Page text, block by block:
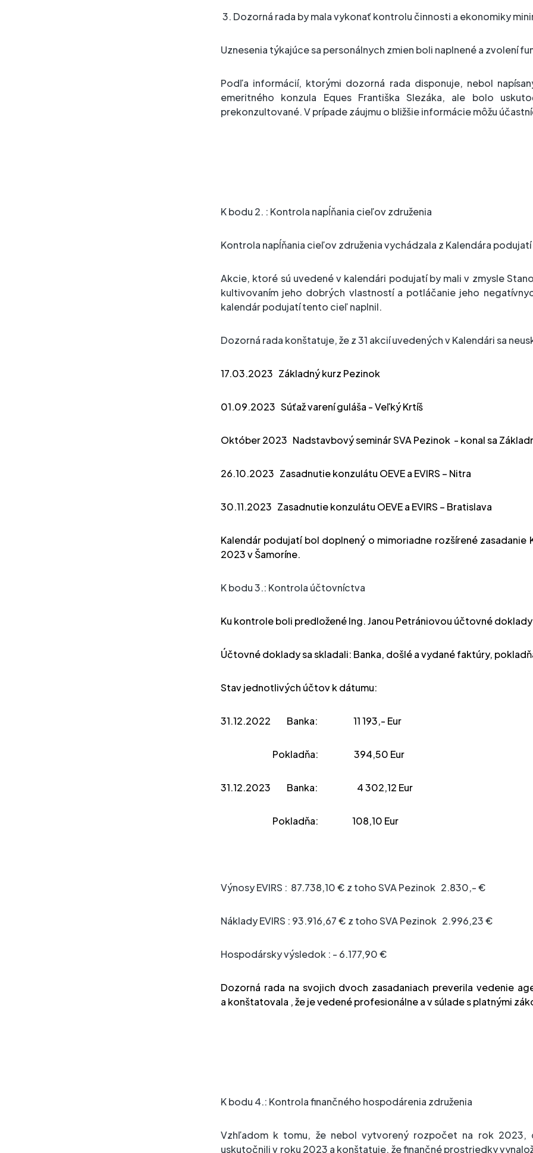
3. Dozorná rada by mala vykonať kontrolu činnosti a ekonomiky
Uznesenia týkajúce sa personálnych zmien boli naplnené a zvolení
Podľa informácií, ktorými dozorná rada disponuje, nebol
emeritného konzula Eques Františka Slezáka, ale bolo
prekonzultované. V prípade záujmu o bližšie informácie môžu
K bodu 2. : Kontrola napĺňania cieľov združenia
Kontrola napĺňania cieľov združenia vychádzala z Kalendára
Akcie, ktoré sú uvedené v kalendári podujatí by mali v zmysle
kultivovaním jeho dobrých vlastností a potláčanie jeho
kalendár podujatí tento cieľ naplnil.
Dozorná rada konštatuje, že z 31 akcií uvedených v Kalendári sa
17.03.2023 Základný kurz Pezinok
01.09.2023 Súťaž varení guláša - Veľký Krtíš
Október 2023 Nadstavbový seminár SVA Pezinok - konal sa
26.10.2023 Zasadnutie konzulátu OEVE a EVIRS – Nitra
30.11.2023 Zasadnutie konzulátu OEVE a EVIRS – Bratislava
Kalendár podujatí bol doplnený o mimoriadne rozšírené zasadanie
2023 v Šamoríne.
K bodu 3.: Kontrola účtovníctva
Ku kontrole boli predložené Ing. Janou Petrániovou účtovné
Účtovné doklady sa skladali: Banka, došlé a vydané faktúry,
Stav jednotlivých účtov k dátumu:
31.12.2022 Banka: 11 193,- Eur
Pokladňa: 394,50 Eur
31.12.2023 Banka: 4 302,12 Eur
Pokladňa: 108,10 Eur
Výnosy EVIRS : 87.738,10 € z toho SVA Pezinok 2.830,- €
Náklady EVIRS : 93.916,67 € z toho SVA Pezinok 2.996,23 €
Hospodársky výsledok : - 6.177,90 €
Dozorná rada na svojich dvoch zasadaniach preverila vedenie
a konštatovala , že je vedené profesionálne a v súlade s platnými
K bodu 4.: Kontrola finančného hospodárenia združenia
Vzhľadom k tomu, že nebol vytvorený rozpočet na rok 2023,
uskutočnili v roku 2023 a konštatuje, že finančné prostriedky